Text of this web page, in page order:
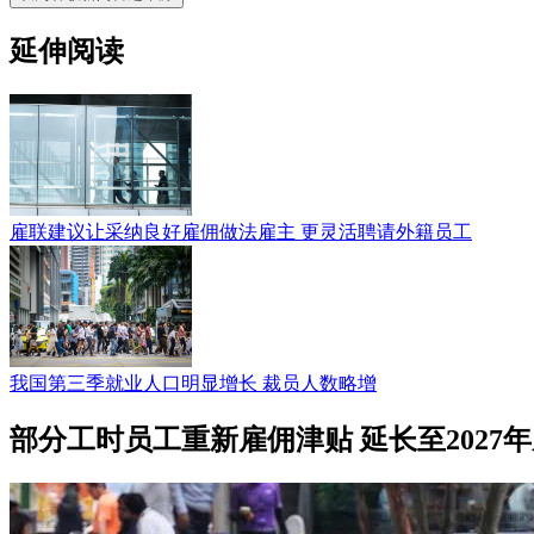
延伸阅读
雇联建议让采纳良好雇佣做法雇主 更灵活聘请外籍员工
我国第三季就业人口明显增长 裁员人数略增
部分工时员工重新雇佣津贴 延长至2027